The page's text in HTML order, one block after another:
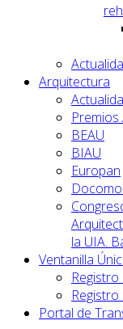
Arquitectura
BEAU
BIAU
Europan
la UIA.
Ventanilla
Portal de